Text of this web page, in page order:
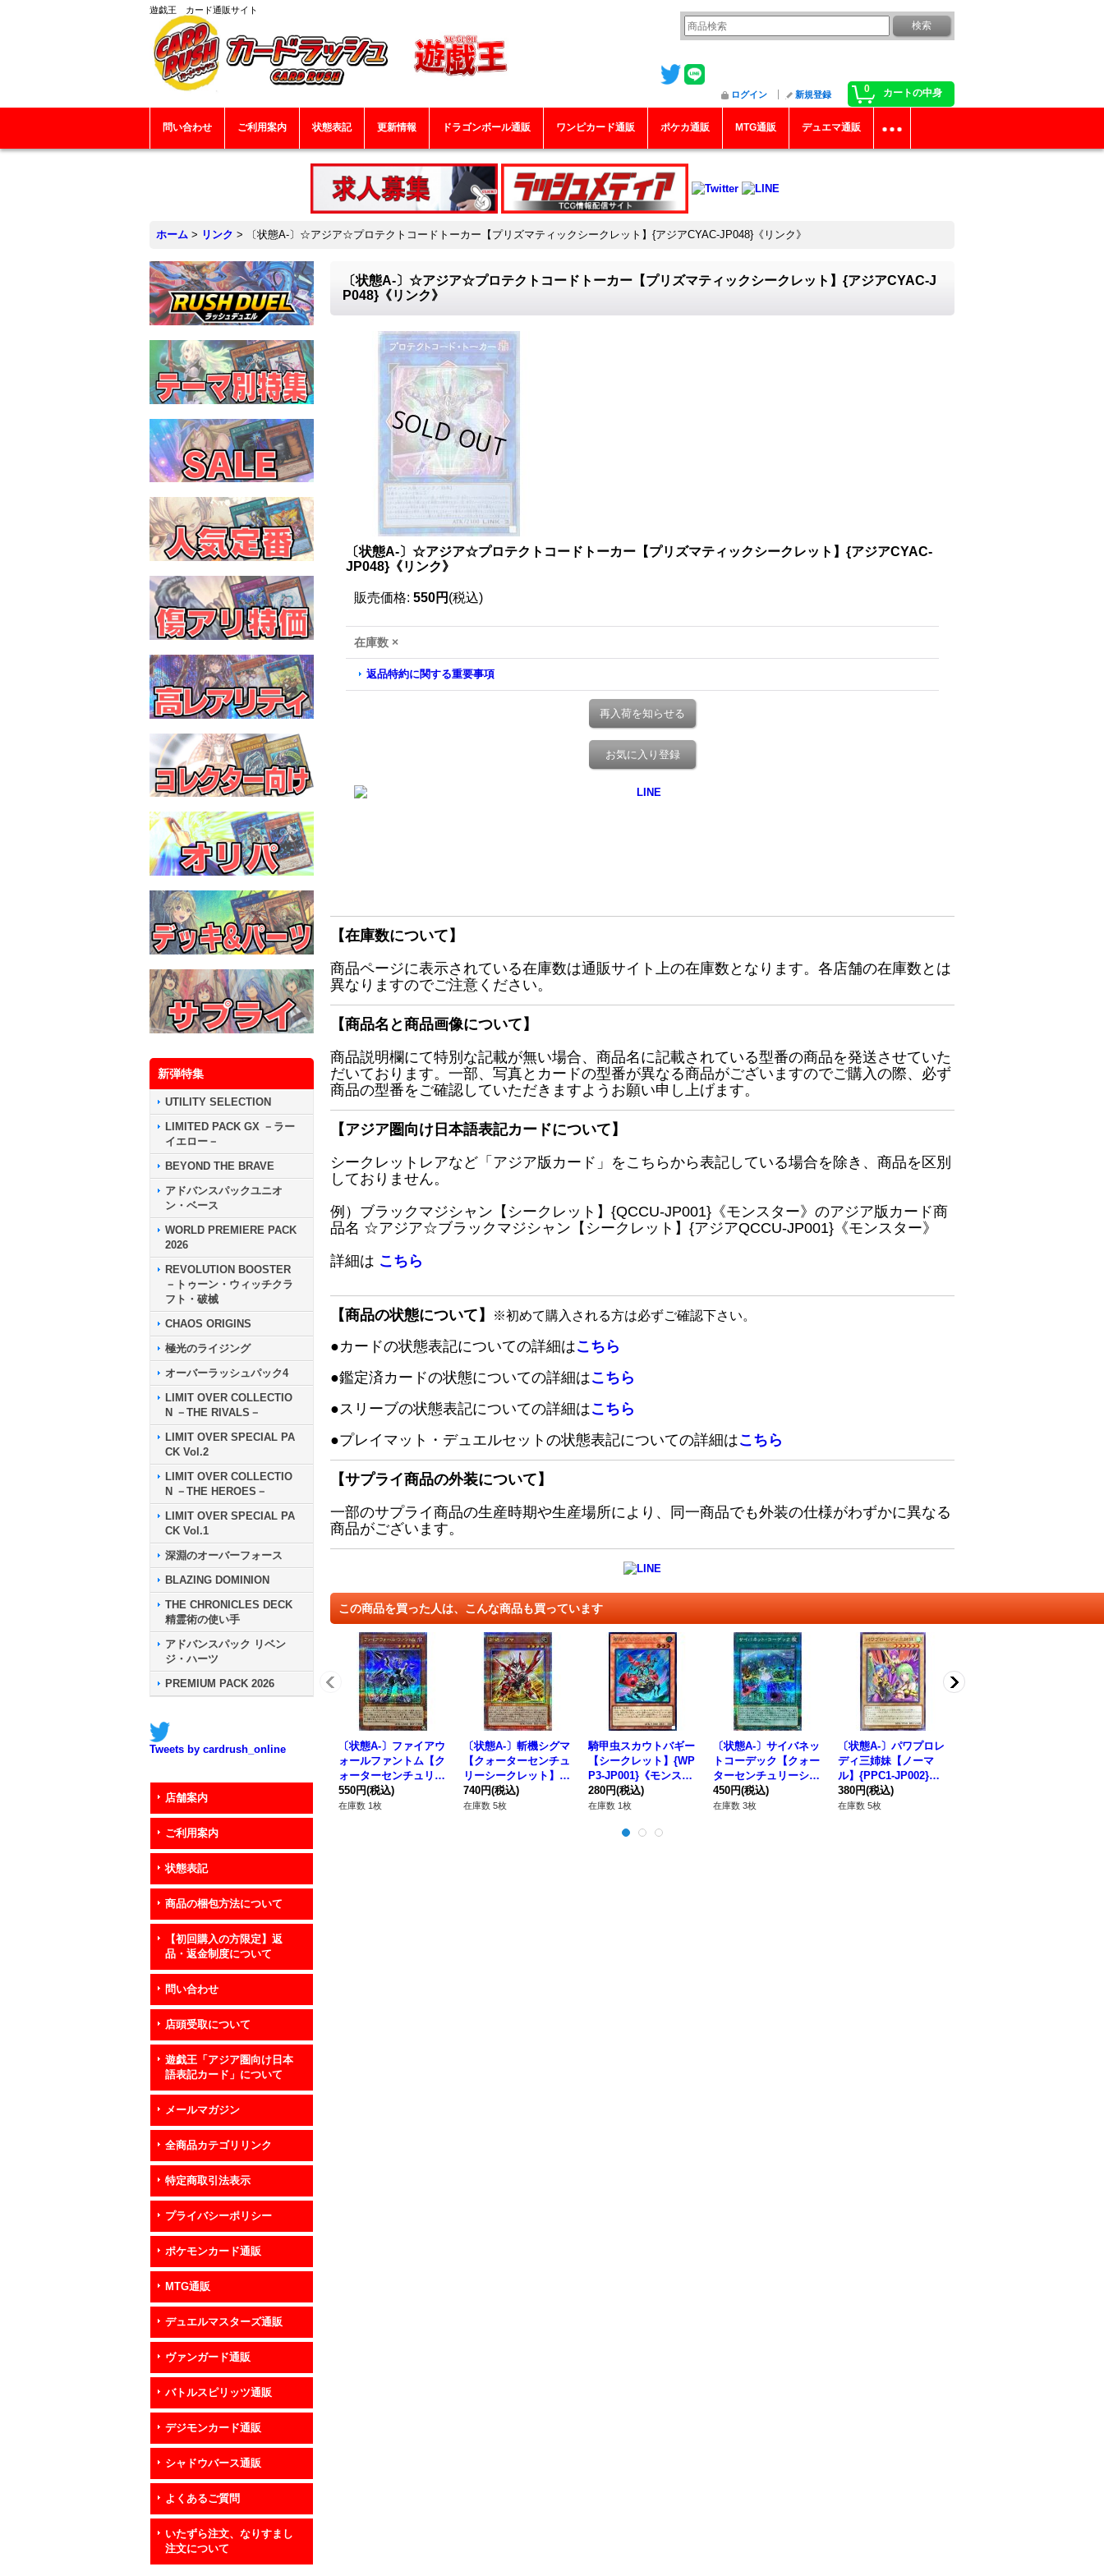
遊戯王 カード通販サイト
0 カートの中身
ログイン 新規登録
問い合わせ ご利用案内 状態表記 更新情報 ドラゴンボール通販 ワンピカード通販 ポケカ通販 MTG通販 デュエマ通販
ホーム > リンク > 〔状態A-〕☆アジア☆プロテクトコードトーカー【プリズマティックシークレット】{アジアCYAC-JP048}《リンク》
新弾特集
UTILITY SELECTION
LIMITED PACK GX －ラー
イエロー－
BEYOND THE BRAVE
アドバンスパックユニオ
ン・ベース
WORLD PREMIERE PACK
2026
REVOLUTION BOOSTER
－トゥーン・ウィッチクラ
フト・破械
CHAOS ORIGINS
極光のライジング
オーバーラッシュパック4
LIMIT OVER COLLECTIO
N －THE RIVALS－
LIMIT OVER SPECIAL PA
CK Vol.2
LIMIT OVER COLLECTIO
N －THE HEROES－
LIMIT OVER SPECIAL PA
CK Vol.1
深淵のオーバーフォース
BLAZING DOMINION
THE CHRONICLES DECK
精霊術の使い手
アドバンスパック リベン
ジ・ハーツ
PREMIUM PACK 2026
Tweets by cardrush_online
店舗案内
ご利用案内
状態表記
商品の梱包方法について
【初回購入の方限定】返
品・返金制度について
問い合わせ
店頭受取について
遊戯王「アジア圏向け日本
語表記カード」について
メールマガジン
全商品カテゴリリンク
特定商取引法表示
プライバシーポリシー
ポケモンカード通販
MTG通販
デュエルマスターズ通販
ヴァンガード通販
バトルスピリッツ通販
デジモンカード通販
シャドウバース通販
よくあるご質問
いたずら注文、なりすまし
注文について
〔状態A-〕☆アジア☆プロテクトコードトーカー【プリズマティックシークレット】{アジアCYAC-J
P048}《リンク》
〔状態A-〕☆アジア☆プロテクトコードトーカー【プリズマティックシークレット】{アジアCYAC-
JP048}《リンク》
販売価格: 550円 (税込)
在庫数 ×
返品特約に関する重要事項
再入荷を知らせる
お気に入り登録
【在庫数について】
商品ページに表示されている在庫数は通販サイト上の在庫数となります。各店舗の在庫数とは
異なりますのでご注意ください。
【商品名と商品画像について】
商品説明欄にて特別な記載が無い場合、商品名に記載されている型番の商品を発送させていた
だいております。一部、写真とカードの型番が異なる商品がございますのでご購入の際、必ず
商品の型番をご確認していただきますようお願い申し上げます。
【アジア圏向け日本語表記カードについて】
シークレットレアなど「アジア版カード」をこちらから表記している場合を除き、商品を区別
しておりません。
例）ブラックマジシャン【シークレット】{QCCU-JP001}《モンスター》のアジア版カード商
品名 ☆アジア☆ブラックマジシャン【シークレット】{アジアQCCU-JP001}《モンスター》
詳細は こちら
【商品の状態について】 ※初めて購入される方は必ずご確認下さい。
●カードの状態表記についての詳細はこちら
●鑑定済カードの状態についての詳細はこちら
●スリーブの状態表記についての詳細はこちら
●プレイマット・デュエルセットの状態表記についての詳細はこちら
【サプライ商品の外装について】
一部のサプライ商品の生産時期や生産場所により、同一商品でも外装の仕様がわずかに異なる
商品がございます。
この商品を買った人は、こんな商品も買っています
〔状態A-〕ファイアウ
ォールファントム【ク
ォーターセンチュリー
シークレット】{QCC
U-JP099}《モンスタ
550円(税込)
在庫数 1枚
〔状態A-〕斬機シグマ
【クォーターセンチュ
リーシークレット】{Q
CCU-JP169}《モンス
ター》
740円(税込)
在庫数 5枚
騎甲虫スカウトバギー
【シークレット】{WP
P3-JP001}《モンスタ
ー》
280円(税込)
在庫数 1枚
〔状態A-〕サイバネッ
トコーデック【クォー
ターセンチュリーシー
クレット】{QCCU-JP
108}《魔法》
450円(税込)
在庫数 3枚
〔状態A-〕パワプロレ
ディ三姉妹【ノーマ
ル】{PPC1-JP002}
《モンスター》
380円(税込)
在庫数 5枚